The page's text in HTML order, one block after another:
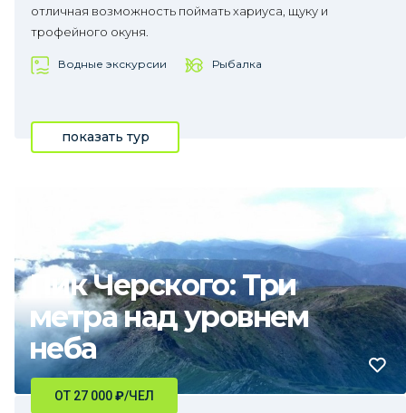
отличная возможность поймать хариуса, щуку и
трофейного окуня.
Водные экскурсии Рыбалка
показать тур
Пик Черского: Три
метра над уровнем
неба
ОТ 27 000₽/ЧЕЛ